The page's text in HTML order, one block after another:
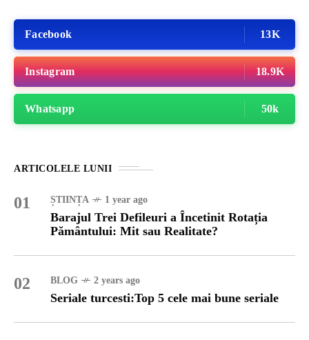
Facebook 13K
Instagram 18.9K
Whatsapp 50k
ARTICOLELE LUNII
01 ȘTIINȚA 1 year ago
Barajul Trei Defileuri a Încetinit Rotația
Pământului: Mit sau Realitate?
02 BLOG 2 years ago
Seriale turcesti:Top 5 cele mai bune seriale